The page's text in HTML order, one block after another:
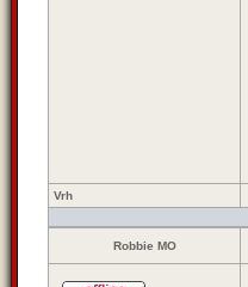
Vrh
Robbie MO